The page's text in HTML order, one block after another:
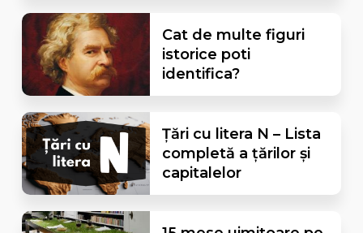
Cat de multe figuri
istorice poti
identifica?
Țări cu litera N – Lista
completă a țărilor și
capitalelor